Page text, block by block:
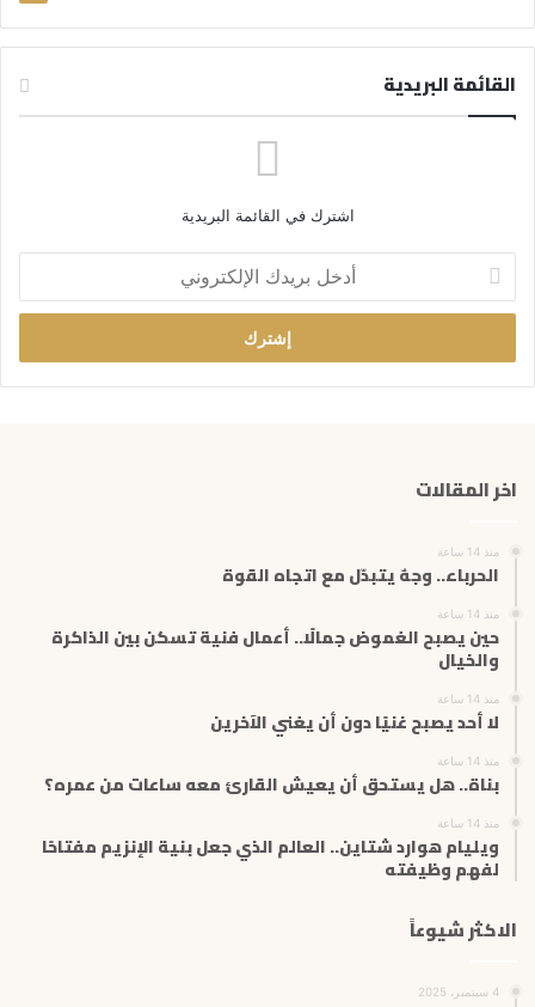
القائمة البريدية
اشترك في القائمة البريدية
خ
ب
ر
ت
اخر المقالات
منذ 14 ساعة
الحرباء.. وجهٌ يتبدّل مع اتجاه القوة
منذ 14 ساعة
حين يصبح الغموض جمالًا.. أعمال فنية تسكن بين الذاكرة
والخيال
منذ 14 ساعة
لا أحد يصبح غنيًا دون أن يغني الآخرين
منذ 14 ساعة
بناة.. هل يستحق أن يعيش القارئ معه ساعات من عمره؟
منذ 14 ساعة
ويليام هوارد شتاين.. العالم الذي جعل بنية الإنزيم مفتاحًا
لفهم وظيفته
الاكثر شيوعاً
4 سبتمبر، 2025